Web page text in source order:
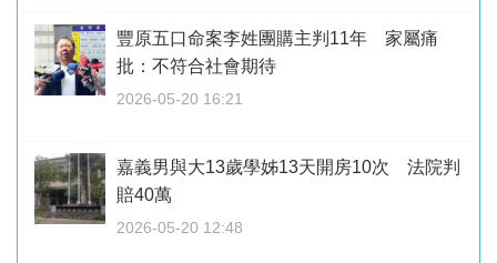
豐原五口命案李姓團購主判11年 家屬痛
批：不符合社會期待
2026-05-20 16:21
嘉義男與大13歲學姊13天開房10次 法院判
賠40萬
2026-05-20 12:48